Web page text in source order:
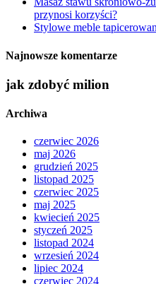
przynosi korzyści?
Stylowe meble
Najnowsze komentarze
jak zdobyć milion
Archiwa
czerwiec 2026
maj 2026
grudzień 2025
listopad 2025
czerwiec 2025
maj 2025
kwiecień 2025
styczeń 2025
listopad 2024
wrzesień 2024
lipiec 2024
czerwiec 2024